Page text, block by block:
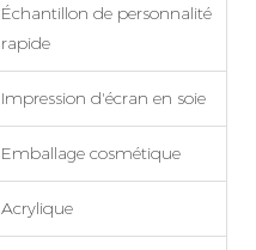
Échantillon de personnalité
rapide
Impression d'écran en soie
Emballage cosmétique
Acrylique